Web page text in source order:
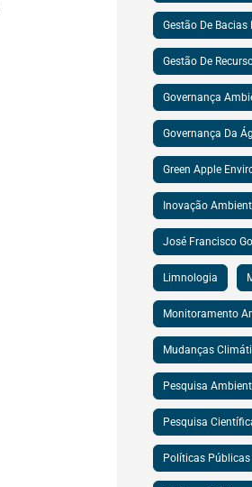
Gestão De
Gestão De
Governança
Governança Da
Green Apple
Inovação
José Francisco
Limnologia
Monitoramento
Mudanças
Pesquisa
Pesquisa
Políticas Públicas